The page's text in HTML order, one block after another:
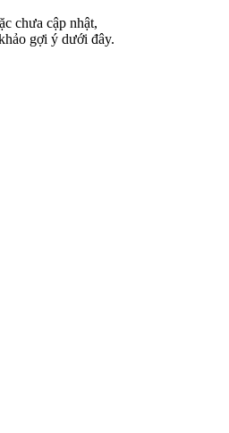
chưa cập nhật,
gợi ý dưới đây.